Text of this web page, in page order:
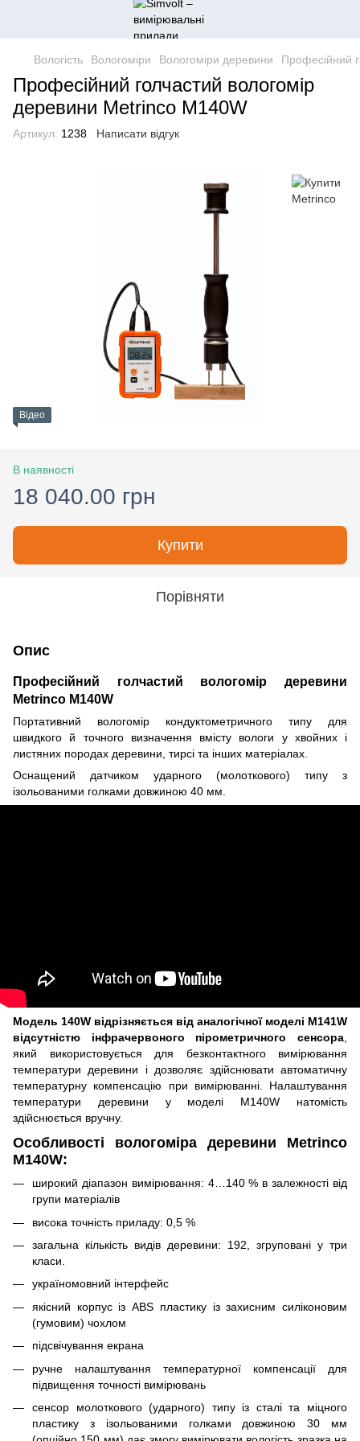
Вологість Вологоміри Вологоміри деревини Професійний
Професійний голчастий вологомір
деревини Metrinco M140W
Артикул: 1238 Написати відгук
Відео
В наявності
18 040.00 грн
Купити
Порівняти
Опис
Професійний голчастий вологомір деревини
Metrinco M140W
Портативний вологомір кондуктометричного типу для
швидкого й точного визначення вмісту вологи у хвойних і
листяних породах деревини, тирсі та інших матеріалах.
Оснащений датчиком ударного (молоткового) типу з
ізольованими голками довжиною 40 мм.
Модель 140W відрізняється від аналогічної моделі M141W
відсутністю інфрачервоного пірометричного сенсора
який використовується для безконтактного вимірювання
температури деревини і дозволяє здійснювати автоматичну
температурну компенсацію при вимірюванні. Налаштування
температури деревини у моделі M140W натомість
здійснюється вручну.
Особливості вологоміра деревини Metrinco
M140W:
широкий діапазон вимірювання: 4…140 % в залежності від
групи матеріалів
висока точність приладу: 0,5 %
загальна кількість видів деревини: 192, згруповані у три
класи.
україномовний інтерфейс
якісний корпус із ABS пластику із захисним силіконовим
(гумовим) чохлом
підсвічування екрана
ручне налаштування температурної компенсації для
підвищення точності вимірювань
сенсор молоткового (ударного) типу із сталі та міцного
пластику з ізольованими голками довжиною 30 мм